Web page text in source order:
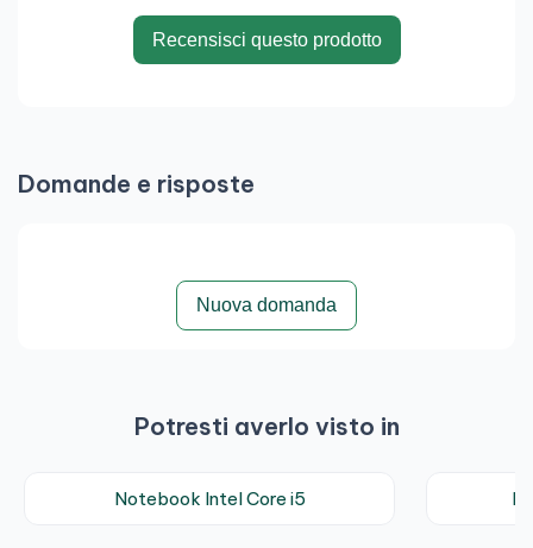
Recensisci questo prodotto
Domande e risposte
Nuova domanda
Potresti averlo visto in
Notebook Intel Core i5